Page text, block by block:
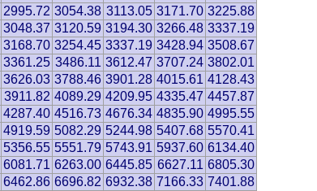
2995.72 3054.38 3113.05 3171.70 3225.88
3048.37 3120.59 3194.30 3266.48 3337.19
3168.70 3254.45 3337.19 3428.94 3508.67
3361.25 3486.11 3612.47 3707.24 3802.01
3626.03 3788.46 3901.28 4015.61 4128.43
3911.82 4089.29 4209.95 4335.47 4457.87
4287.40 4516.73 4676.34 4835.90 4995.55
4919.59 5082.29 5244.98 5407.68 5570.41
5356.55 5551.79 5743.91 5937.60 6134.40
6081.71 6263.00 6445.85 6627.11 6805.30
6462.86 6696.82 6932.38 7166.33 7401.88